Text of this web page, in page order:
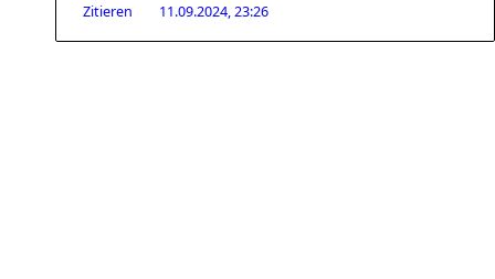
Zitieren 11.09.2024, 23:26